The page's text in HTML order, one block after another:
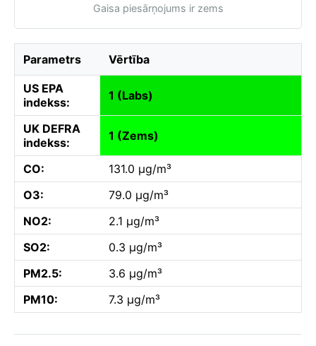
Gaisa piesārņojums ir zems
Parametrs Vērtība
US EPA
indekss:
1 (Labs)
UK DEFRA
indekss:
1 (Zems)
CO:
131.0 µg/m³
O3:
79.0 µg/m³
NO2:
2.1 µg/m³
SO2:
0.3 µg/m³
PM2.5:
3.6 µg/m³
PM10:
7.3 µg/m³